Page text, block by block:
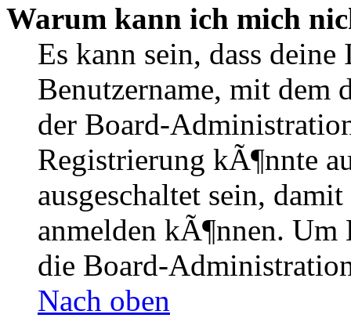
Warum kann ich mich
Es kann sein, dass
Benutzername, mit dem
der Board-
Registrierung kÃ¶nnte
ausgeschaltet sein,
anmelden kÃ¶nnen.
die Board-
Nach oben